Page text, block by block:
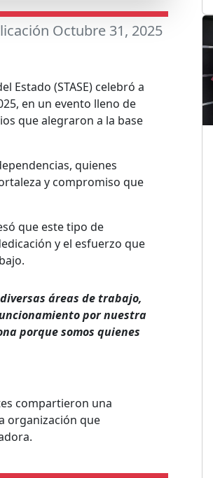
Octubre 31, 2025
Estado (STASE) celebró a
en un evento lleno de
que alegraron a la base
quienes
y compromiso que
que este tipo de
y el esfuerzo que
áreas de trabajo,
por nuestra
porque somos quienes
compartieron una
organización que